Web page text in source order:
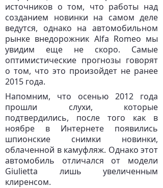
источников о том, что работы над
созданием новинки на самом деле
ведутся, однако на автомобильном
рынке внедорожник Alfa Romeo мы
увидим еще не скоро. Самые
оптимистические прогнозы говорят
о том, что это произойдет не ранее
2015 года.
Напомним, что осенью 2012 года
прошли слухи, которые
подтвердились, после того как в
ноябре в Интернете появились
шпионские снимки новинки,
облаченной в камуфляж. Однако этот
автомобиль отличался от модели
Giulietta лишь увеличенным
клиренсом.